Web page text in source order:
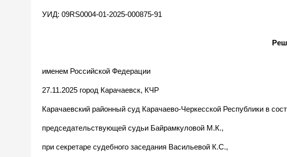
УИД: 09RS0004-01-2025-000875-91
именем Российской Федерации
27.11.2025 город Карачаевск, КЧР
Карачаевский районный суд Карачаево-Черкесской Республики в
председательствующей судьи Байрамкуловой М.К.,
при секретаре судебного заседания Васильевой К.С.,